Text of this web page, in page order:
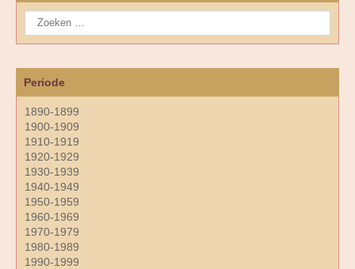
Periode
1890-1899
1900-1909
1910-1919
1920-1929
1930-1939
1940-1949
1950-1959
1960-1969
1970-1979
1980-1989
1990-1999